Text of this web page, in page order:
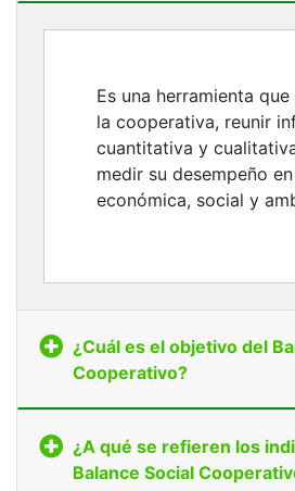
Es una herramienta
la cooperativa, reunir
cuantitativa y
medir su desempeño
económica, social y
¿Cuál es el objetivo del
Cooperativo?
¿A qué se refieren los
Balance Social